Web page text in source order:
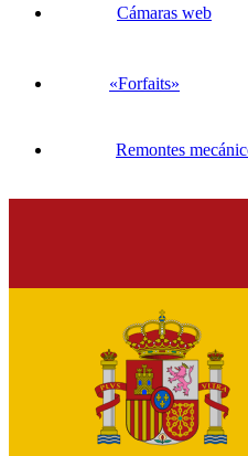
Cámaras web
«Forfaits»
Remontes